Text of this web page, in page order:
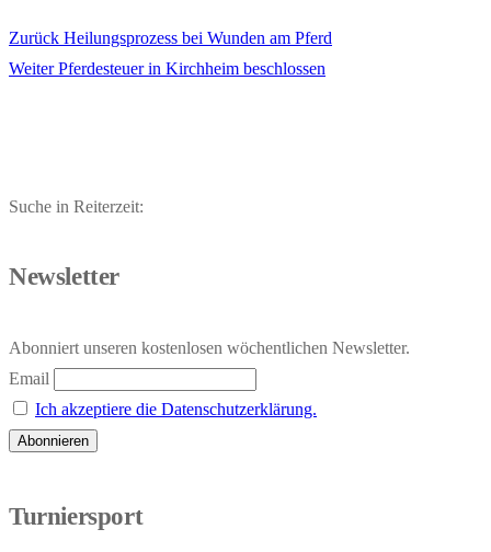
Beitragsnavigation
Zurück Vorheriger
Beitrag:
Heilungsprozess bei Wunden am Pferd
Weiter Nächster
Pferdesteuer in Kirchheim beschlossen
Suche in Reiterzeit:
Newsletter
Abonniert unseren kostenlosen wöchentlichen Newsletter.
Email
Ich akzeptiere die Datenschutzerklärung.
Turniersport